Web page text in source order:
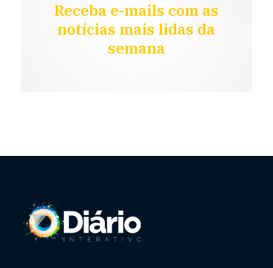
Receba e-mails com as
notícias mais lidas da
semana